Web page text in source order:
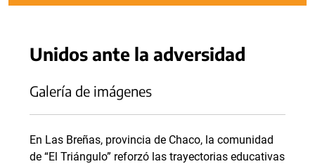
Unidos ante la adversidad
Galería de imágenes
En Las Breñas, provincia de Chaco, la comunidad
de “El Triángulo” reforzó las trayectorias educativas